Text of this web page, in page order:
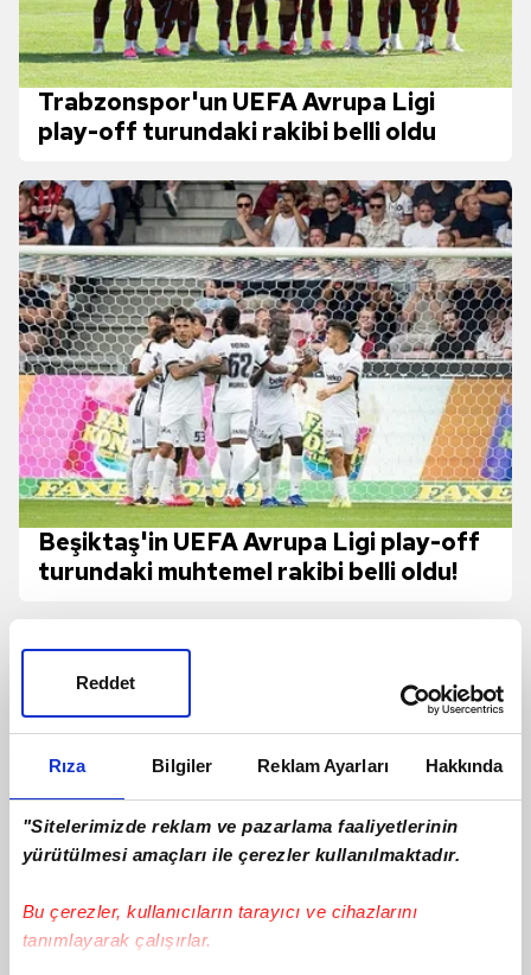
Rıza Bilgiler Reklam Ayarları Hakkında
"Sitelerimizde reklam ve pazarlama faaliyetlerinin
yürütülmesi amaçları ile çerezler kullanılmaktadır.
Bu çerezler, kullanıcıların tarayıcı ve cihazlarını
tanımlayarak çalışırlar.
Reddet
Trabzonspor'un UEFA Avrupa Ligi
play-off turundaki rakibi belli oldu
Beşiktaş'in UEFA Avrupa Ligi play-off
turundaki muhtemel rakibi belli oldu!